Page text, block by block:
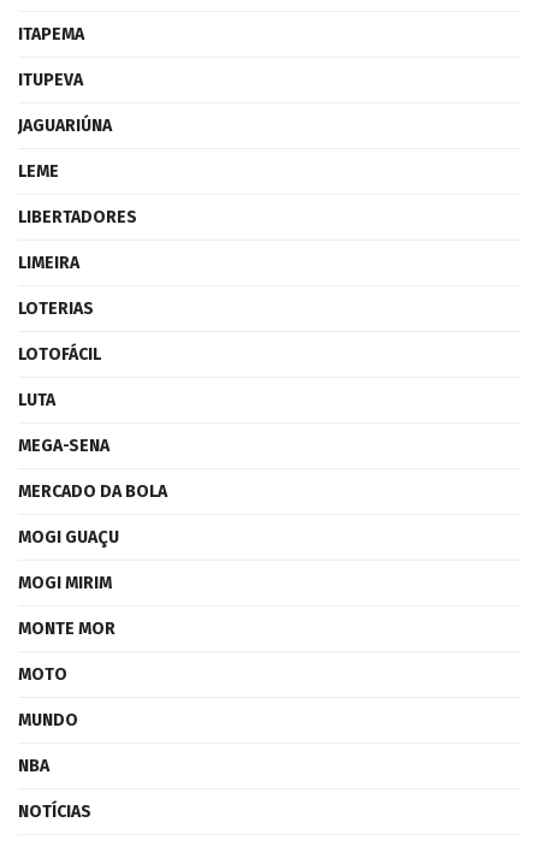
ITAPEMA
ITUPEVA
JAGUARIÚNA
LEME
LIBERTADORES
LIMEIRA
LOTERIAS
LOTOFÁCIL
LUTA
MEGA-SENA
MERCADO DA BOLA
MOGI GUAÇU
MOGI MIRIM
MONTE MOR
MOTO
MUNDO
NBA
NOTÍCIAS